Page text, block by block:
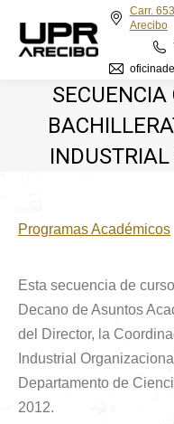
Carr.
Arecibo
Programas Académicos
Esta secuencia de
Decano de Asuntos
del Director, la
Industrial
Departamento de
2012.